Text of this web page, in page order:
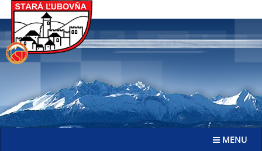
Go
to
Toggle
MENU